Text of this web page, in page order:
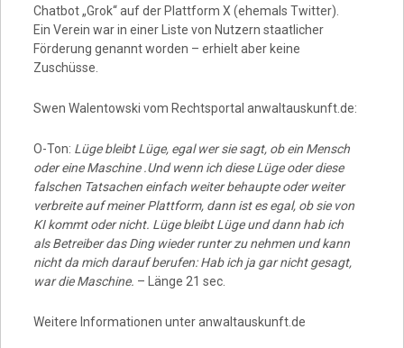
Chatbot „Grok“ auf der Plattform X (ehemals Twitter).
Ein Verein war in einer Liste von Nutzern staatlicher
Förderung genannt worden – erhielt aber keine
Zuschüsse.
Swen Walentowski vom Rechtsportal anwaltauskunft.de:
O-Ton: Lüge bleibt Lüge, egal wer sie sagt, ob ein Mensch
oder eine Maschine .Und wenn ich diese Lüge oder diese
falschen Tatsachen einfach weiter behaupte oder weiter
verbreite auf meiner Plattform, dann ist es egal, ob sie von
KI kommt oder nicht. Lüge bleibt Lüge und dann hab ich
als Betreiber das Ding wieder runter zu nehmen und kann
nicht da mich darauf berufen: Hab ich ja gar nicht gesagt,
war die Maschine. – Länge 21 sec.
Weitere Informationen unter anwaltauskunft.de